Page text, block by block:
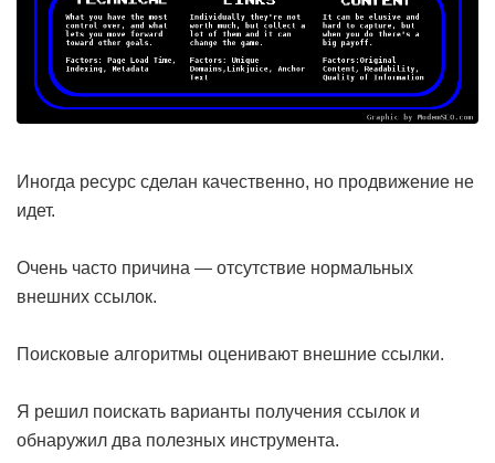
Иногда ресурс сделан качественно, но продвижение не
идет.
Очень часто причина — отсутствие нормальных
внешних ссылок.
Поисковые алгоритмы оценивают внешние ссылки.
Я решил поискать варианты получения ссылок и
обнаружил два полезных инструмента.